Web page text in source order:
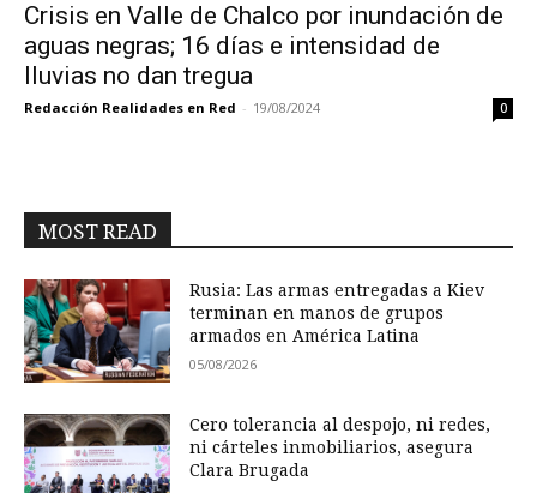
Crisis en Valle de Chalco por inundación de
aguas negras; 16 días e intensidad de
lluvias no dan tregua
Redacción Realidades en Red - 19/08/2024 0
MOST READ
Rusia: Las armas entregadas a Kiev
terminan en manos de grupos
armados en América Latina
05/08/2026
Cero tolerancia al despojo, ni redes,
ni cárteles inmobiliarios, asegura
Clara Brugada